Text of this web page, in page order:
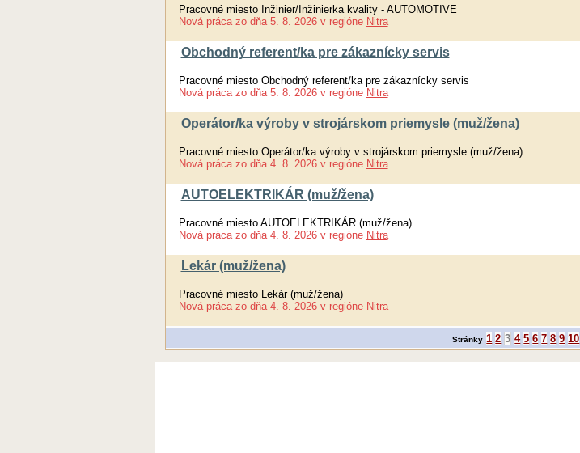
Pracovné miesto Inžinier/Inžinierka kvality - AUTOMOTIVE
Nová práca zo dňa 5. 8. 2026 v regióne Nitra
Obchodný referent/ka pre zákaznícky servis
Pracovné miesto Obchodný referent/ka pre zákaznícky servis
Nová práca zo dňa 5. 8. 2026 v regióne Nitra
Operátor/ka výroby v strojárskom priemysle (muž/žena)
Pracovné miesto Operátor/ka výroby v strojárskom priemysle (muž/žena)
Nová práca zo dňa 4. 8. 2026 v regióne Nitra
AUTOELEKTRIKÁR (muž/žena)
Pracovné miesto AUTOELEKTRIKÁR (muž/žena)
Nová práca zo dňa 4. 8. 2026 v regióne Nitra
Lekár (muž/žena)
Pracovné miesto Lekár (muž/žena)
Nová práca zo dňa 4. 8. 2026 v regióne Nitra
Stránky 1 2 3 4 5 6 7 8 9 10